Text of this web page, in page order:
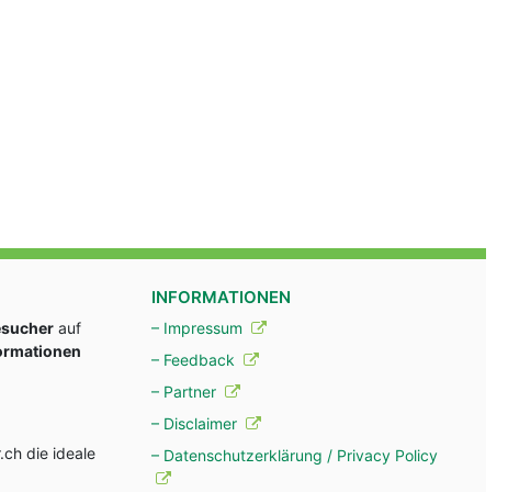
auf
die ideale
INFORMATIONEN
– Impressum
– Feedback
– Partner
– Disclaimer
– Datenschutzerklärung / Privacy Policy